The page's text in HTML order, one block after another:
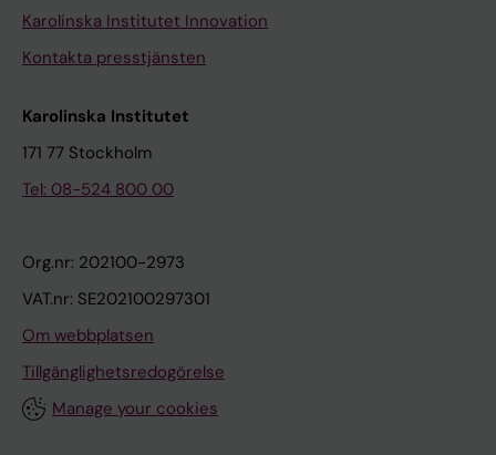
Karolinska Institutet Innovation
Kontakta presstjänsten
Karolinska Institutet
171 77 Stockholm
Tel: 08-524 800 00
Org.nr: 202100-2973
VAT.nr: SE202100297301
Om webbplatsen
Tillgänglighetsredogörelse
Manage your cookies